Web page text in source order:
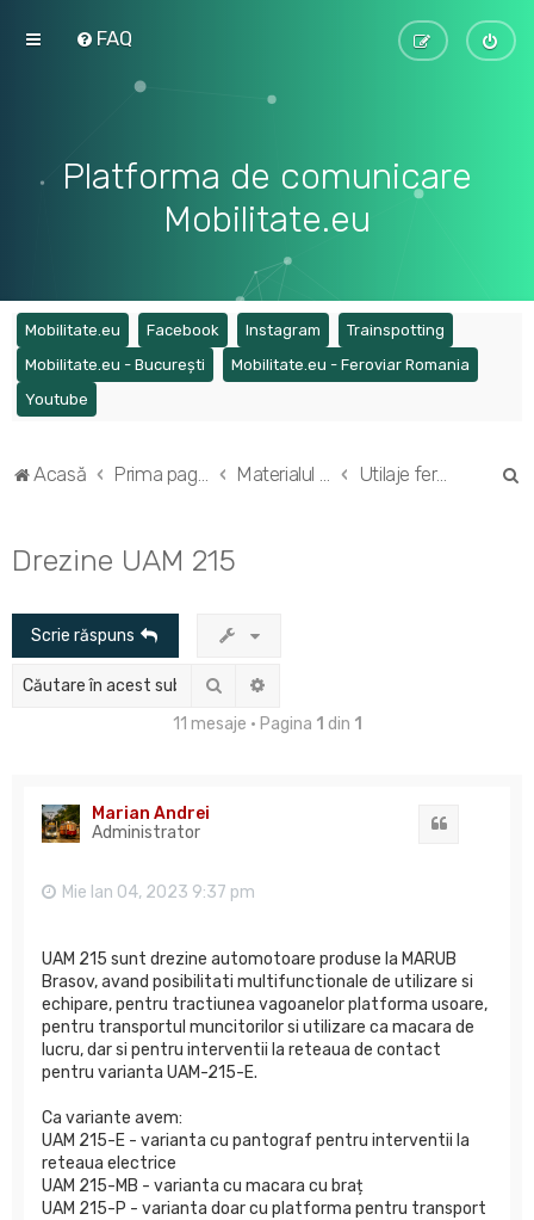
FAQ
Platforma de comunicare
Mobilitate.eu
Mobilitate.eu (Opens a new tab)
Facebook (Opens a new tab)
Instagram (Opens a new tab)
Trainspotting
Mobilitate.eu - București (Opens a new tab)
Mobilitate.eu - Feroviar Romania
Youtube
Acasă Prima pagină Materialul rulant feroviar din România Utilaje feroviare
Drezine UAM 215
Scrie răspuns
Căutare
11 mesaje • Pagina 1 din 1
Marian Andrei
Administrator
Mie Ian 04, 2023 9:37 pm
UAM 215 sunt drezine automotoare produse la MARUB
Brasov, avand posibilitati multifunctionale de utilizare si
echipare, pentru tractiunea vagoanelor platforma usoare,
pentru transportul muncitorilor si utilizare ca macara de
lucru, dar si pentru interventii la reteaua de contact
pentru varianta UAM-215-E.
Ca variante avem:
UAM 215-E - varianta cu pantograf pentru interventii la
reteaua electrice
UAM 215-MB - varianta cu macara cu braț
UAM 215-P - varianta doar cu platforma pentru transport